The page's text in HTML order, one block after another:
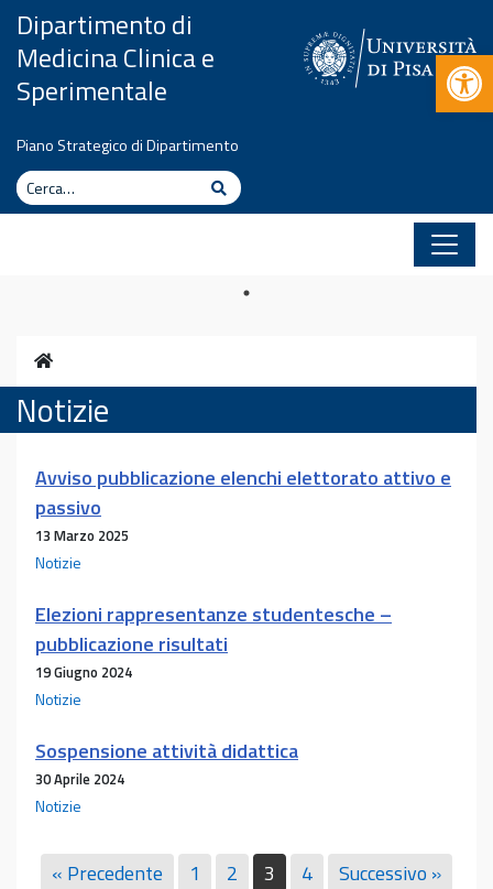
Vai al contenuto
Dipartimento di
Medicina Clinica e
Sperimentale
Piano Strategico di Dipartimento
Cerca
Cerca
Home
Notizie
Avviso pubblicazione elenchi elettorato attivo e
passivo
13 Marzo 2025
Notizie
Elezioni rappresentanze studentesche –
pubblicazione risultati
19 Giugno 2024
Notizie
Sospensione attività didattica
30 Aprile 2024
Notizie
« Precedente 1 2 3 4 Successivo »